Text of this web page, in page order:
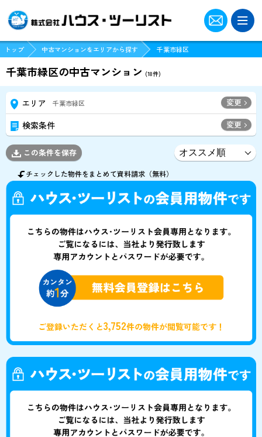
トップ 中古マンションをエリアから探す 千葉市緑区
千葉市緑区の中古マンション (18件)
エリア 千葉市緑区 変更
検索条件 変更
この条件を保存
チェックした物件をまとめて資料請求（無料）
ご登録いただくと3,752件の物件が閲覧可能です！